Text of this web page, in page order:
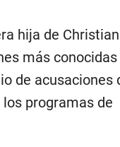
hija de Christian
más conocidas
de acusaciones
programas de